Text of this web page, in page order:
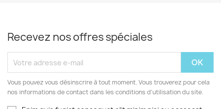
Recevez nos offres spéciales
Vous pouvez vous désinscrire à tout moment. Vous trouverez pour cela
nos informations de contact dans les conditions d'utilisation du site.